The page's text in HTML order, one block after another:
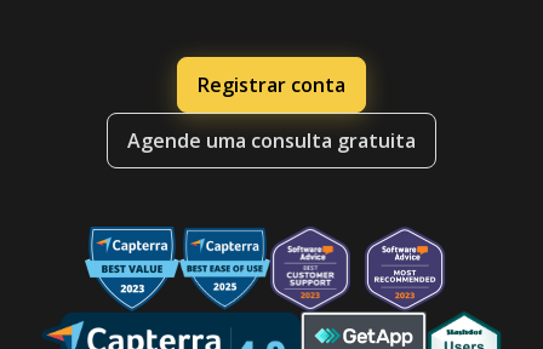
Registrar conta
Agende uma consulta gratuita